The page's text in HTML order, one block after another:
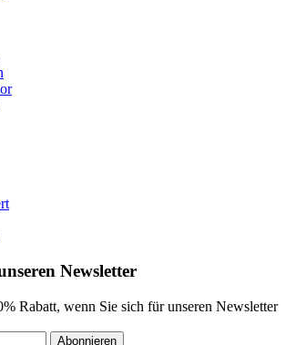
Newsletter
Rabatt, wenn Sie sich für unseren Newsletter
Abonnieren